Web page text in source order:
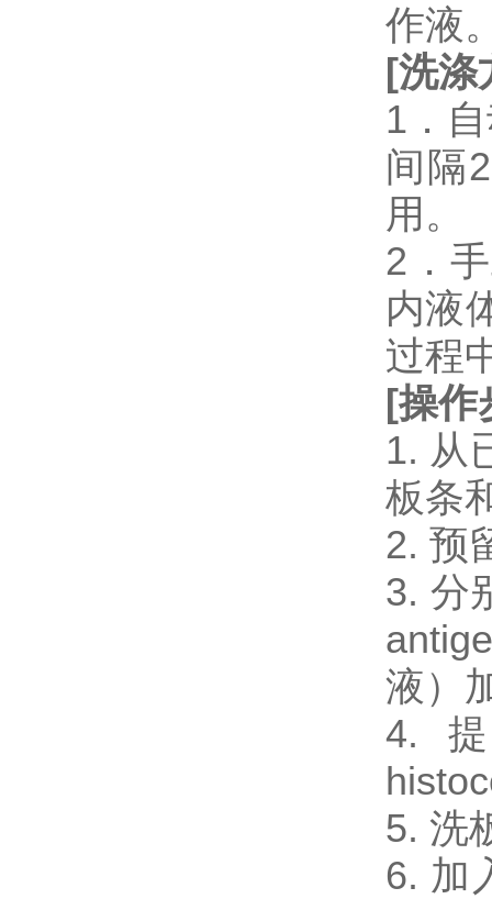
作液
[洗涤
1．
间隔
用。
2．
内液
过程
[操作
1. 从
板条
2. 预
3. 分
液）
4.
5. 洗
6. 加